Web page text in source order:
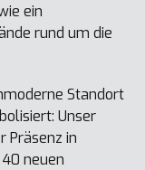
ein
rund um die
Standort
Unser
Präsenz in
neuen